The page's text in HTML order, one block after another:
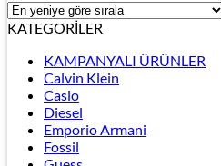
KATEGORİLER
KAMPANYALI ÜRÜNLER
Calvin Klein
Casio
Diesel
Emporio Armani
Fossil